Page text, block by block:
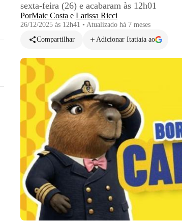
sexta-feira (26) e acabaram às 12h01
PorMaic Costa e Larissa Ricci
26/12/2025 às 12h41 • Atualizado há 7 meses
Compartilhar
Adicionar Itatiaia ao